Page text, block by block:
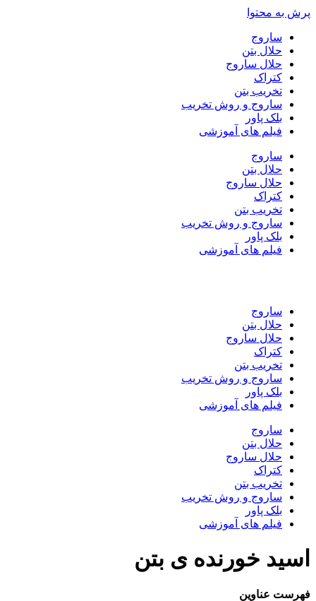
پرش به محتوا
ساروج
حلال بتن
حلال ساروج
کتراک
تخریب بتن
ساروج و روش تخریب
بلک پاور
فیلم های آموزشی
ساروج
حلال بتن
حلال ساروج
کتراک
تخریب بتن
ساروج و روش تخریب
بلک پاور
فیلم های آموزشی
ساروج
حلال بتن
حلال ساروج
کتراک
تخریب بتن
ساروج و روش تخریب
بلک پاور
فیلم های آموزشی
ساروج
حلال بتن
حلال ساروج
کتراک
تخریب بتن
ساروج و روش تخریب
بلک پاور
فیلم های آموزشی
اسید خورنده ی بتن
فهرست عناوین